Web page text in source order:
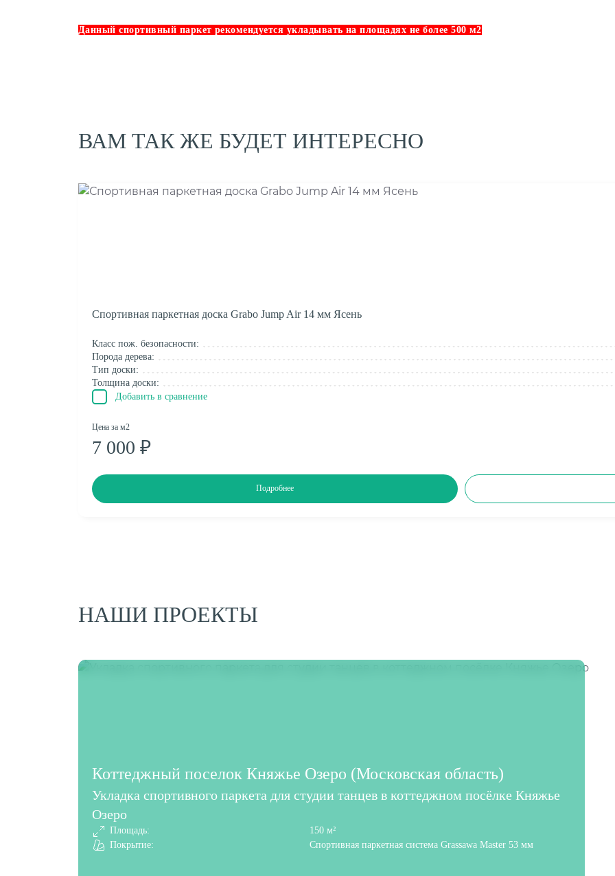
Данный спортивный паркет рекомендуется укладывать на площадях не более 500 м2
ВАМ ТАК ЖЕ БУДЕТ ИНТЕРЕСНО
Спортивная паркетная доска Grabo Jump Air 14 мм Ясень
Класс пож. безопасности:
Порода дерева:
Тип доски:
Толщина доски:
Добавить в сравнение
Цена за м2
7 000 ₽
Подробнее
НАШИ ПРОЕКТЫ
Коттеджный поселок Княжье Озеро (Московская область)
Укладка спортивного паркета для студии танцев в коттеджном посёлке Княжье
Озеро
Площадь:
150 м²
Покрытие:
Спортивная паркетная система Grassawa Master 53 мм